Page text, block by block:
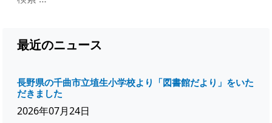
最近のニュース
長野県の千曲市立埴生小学校より「図書館だより」をいた
だきました
2026年07月24日